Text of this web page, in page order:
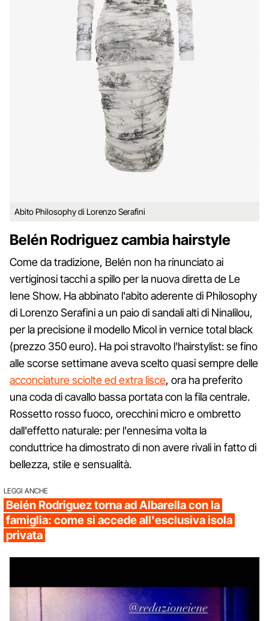
Abito Philosophy di Lorenzo Serafini
Belén Rodriguez cambia hairstyle
Come da tradizione, Belén non ha rinunciato ai
vertiginosi tacchi a spillo per la nuova diretta de Le
Iene Show. Ha abbinato l'abito aderente di Philosophy
di Lorenzo Serafini a un paio di sandali alti di Ninalilou,
per la precisione il modello Micol in vernice total black
(prezzo 350 euro). Ha poi stravolto l'hairstylist: se fino
alle scorse settimane aveva scelto quasi sempre delle
acconciature sciolte ed extra lisce, ora ha preferito
una coda di cavallo bassa portata con la fila centrale.
Rossetto rosso fuoco, orecchini micro e ombretto
dall'effetto naturale: per l'ennesima volta la
conduttrice ha dimostrato di non avere rivali in fatto di
bellezza, stile e sensualità.
LEGGI ANCHE
Belén Rodriguez torna ad Albarella con la
famiglia: come si accede all'esclusiva isola
privata